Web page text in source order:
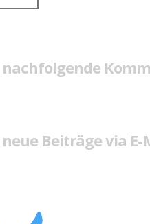
Beiträge via E-